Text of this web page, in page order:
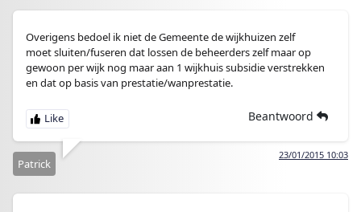
Overigens bedoel ik niet de Gemeente de wijkhuizen zelf
moet sluiten/fuseren dat lossen de beheerders zelf maar op
gewoon per wijk nog maar aan 1 wijkhuis subsidie verstrekken
en dat op basis van prestatie/wanprestatie.
Beantwoord
23/01/2015 10:03
Patrick